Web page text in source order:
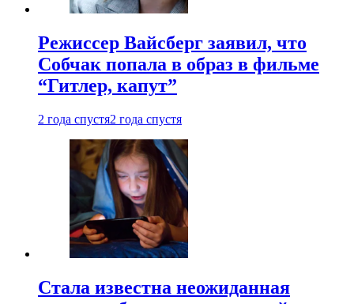
Режиссер Вайсберг заявил, что
Собчак попала в образ в фильме
“Гитлер, капут”
2 года спустя2 года спустя
Стала известна неожиданная